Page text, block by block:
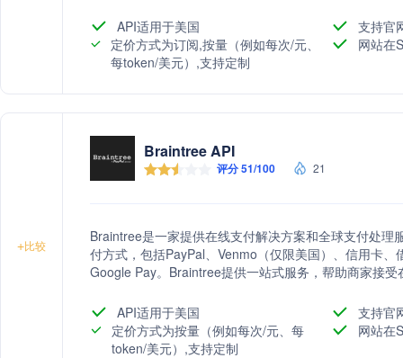
API适用于美国
支持官
定价方式为订阅,按量（例如每次/元、
每token/美元）,支持定制
网站在
+比较
Braintree API
评分 51/100 21
Braintree是一家提供在线支付解决方案和全球支付处
付方式，包括PayPal、Venmo（仅限美国）、信用卡
Google Pay。Braintree提供一站式服务，帮助商家接
API适用于美国
支持官
定价方式为按量（例如每次/元、每
token/美元）,支持定制
网站在